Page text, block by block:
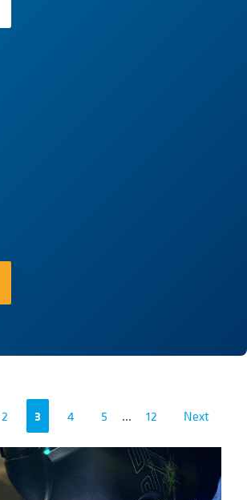
2 3 4 5 ... 12 Next